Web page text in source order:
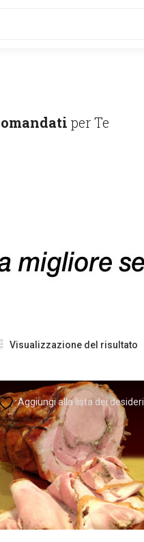
per Te
Visualizzazione del risultato
Aggiungi alla lista dei desideri